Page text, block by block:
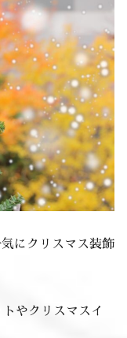
にクリスマス装飾
やクリスマスイ